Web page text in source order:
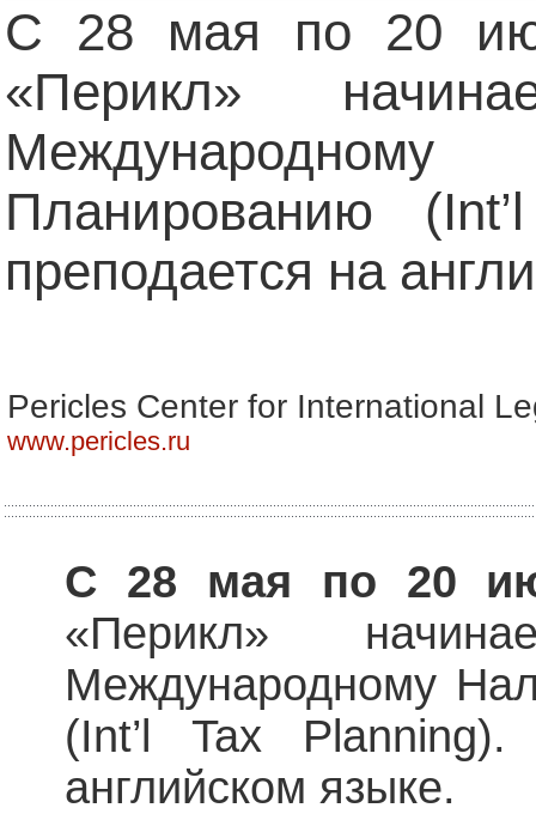
С 28 мая по 20
«Перикл»
Планированию
преподается на
Pericles Center for International
www.pericles.ru
С 28 мая по 20
«Перикл»
Международному
(Int’l Tax
английском языке.